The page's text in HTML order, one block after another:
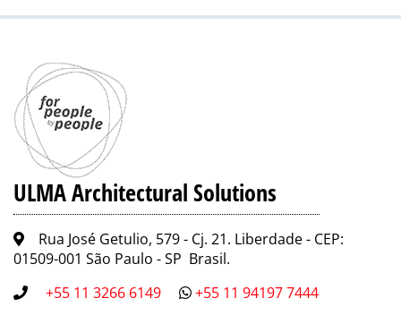
ULMA Architectural Solutions
Rua José Getulio, 579 - Cj. 21. Liberdade - CEP:
01509-001 São Paulo - SP Brasil.
+55 11 3266 6149
+55 11 94197 7444